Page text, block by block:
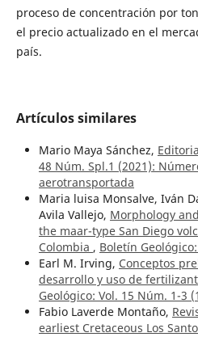
proceso de concentración por
el precio actualizado en el
país.
Artículos similares
Mario Maya Sánchez,
48 Núm. Spl.1 (2021):
aerotransportada
Maria luisa Monsalve, Iván
Avila Vallejo, Morphology
the maar-type San Diego
Colombia , Boletín
Earl M. Irving, Conceptos
desarrollo y uso de
Geológico: Vol. 15 Núm. 1-3
Fabio Laverde Montaño,
earliest Cretaceous Los